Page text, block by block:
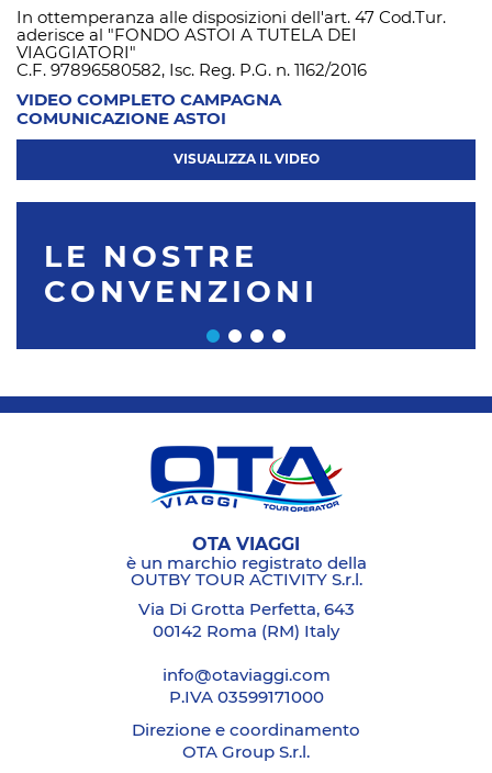
In ottemperanza alle disposizioni dell'art. 47 Cod.Tur.
aderisce al "FONDO ASTOI A TUTELA DEI
VIAGGIATORI"
C.F. 97896580582, Isc. Reg. P.G. n. 1162/2016
VIDEO COMPLETO CAMPAGNA
COMUNICAZIONE ASTOI
VISUALIZZA IL VIDEO
LE NOSTRE
CONVENZIONI
OTA VIAGGI
è un marchio registrato della
OUTBY TOUR ACTIVITY S.r.l.
Via Di Grotta Perfetta, 643
00142 Roma (RM) Italy
info@otaviaggi.com
P.IVA 03599171000
Direzione e coordinamento
OTA Group S.r.l.